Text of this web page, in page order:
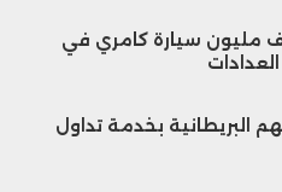
مليون سيارة كامري في
بخدمة تداول